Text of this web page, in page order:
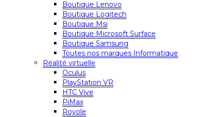
Boutique Lenovo
Boutique Logitech
Boutique Msi
Boutique Microsoft Surface
Boutique Samsung
Toutes nos marques Informatique
Réalité virtuelle
Oculus
PlayStation VR
HTC Vive
PiMax
Royole